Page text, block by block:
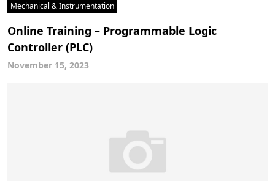
Mechanical & Instrumentation
Online Training – Programmable Logic
Controller (PLC)
November 15, 2023